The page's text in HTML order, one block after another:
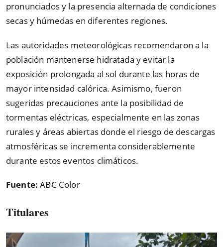
pronunciados y la presencia alternada de condiciones
secas y húmedas en diferentes regiones.
Las autoridades meteorológicas recomendaron a la
población mantenerse hidratada y evitar la
exposición prolongada al sol durante las horas de
mayor intensidad calórica. Asimismo, fueron
sugeridas precauciones ante la posibilidad de
tormentas eléctricas, especialmente en las zonas
rurales y áreas abiertas donde el riesgo de descargas
atmosféricas se incrementa considerablemente
durante estos eventos climáticos.
Fuente: ABC Color
Titulares